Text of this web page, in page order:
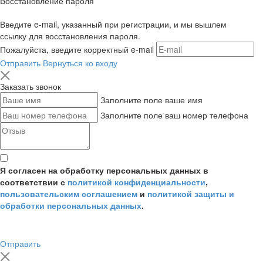
Введите e-mail, указанный при регистрации, и мы вышлем
ссылку для восстановления пароля.
Пожалуйста, введите корректный e-mail
Отправить Вернуться ко входу
Заказать звонок
Заполните поле ваше имя
Заполните поле ваш номер телефона
Я согласен на обработку персональных данных в
соответствии с политикой конфиденциальности,
пользовательским соглашением и политикой защиты и
обработки персональных данных.
Отправить